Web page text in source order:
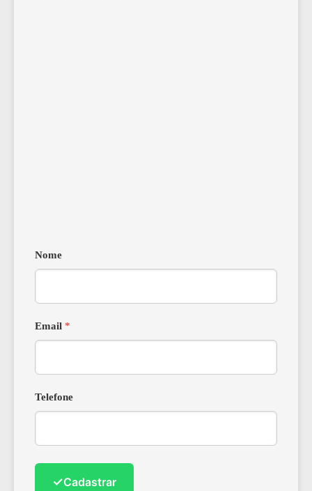
Nome
Email *
Telefone
✓Cadastrar